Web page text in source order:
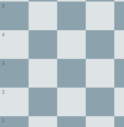
1
2
3
4
5